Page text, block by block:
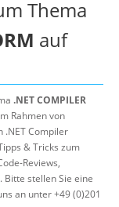
Thema
auf
.NET COMPILER
Rahmen von
.NET Compiler
& Tricks zum
Reviews,
stellen Sie eine
an unter +49 (0)201